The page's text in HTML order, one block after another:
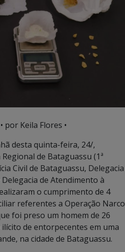
• por Keila Flores •
desta quinta-feira, 24/,
de Bataguassu (1ª
Civil de Bataguassu, Delegacia
de Atendimento à
o cumprimento de 4
referentes a Operação Narco
foi preso um homem de 26
de entorpecentes em uma
na cidade de Bataguassu.